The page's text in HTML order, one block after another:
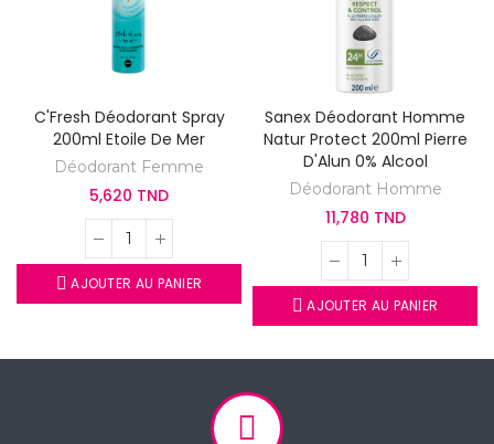
C'Fresh Déodorant Spray
200ml Etoile De Mer
Déodorant Femme
5,620 TND
AJOUTER AU PANIER
Sanex Déodorant Homme
Natur Protect 200ml Pierre
D'Alun 0% Alcool
Déodorant Homme
11,780 TND
AJOUTER AU PANIER